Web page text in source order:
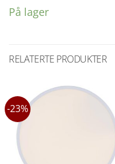
På lager
RELATERTE PRODUKTER
-23%